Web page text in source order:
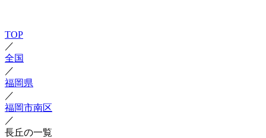
TOP
／
全国
／
福岡県
／
福岡市南区
／
長丘の一覧